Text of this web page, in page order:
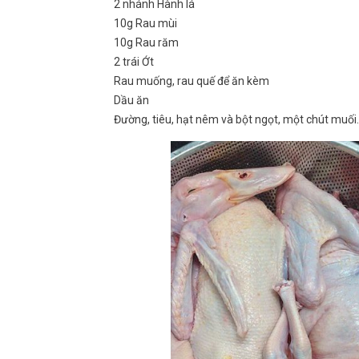
2 nhánh Hành lá
10g Rau mùi
10g Rau răm
2 trái Ớt
Rau muống, rau quế để ăn kèm
Dầu ăn
Đường, tiêu, hạt nêm và bột ngọt, một chút